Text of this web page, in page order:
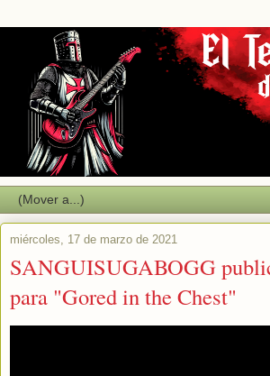
miércoles, 17 de marzo de 2021
SANGUISUGABOGG
para "Gored in the Chest"